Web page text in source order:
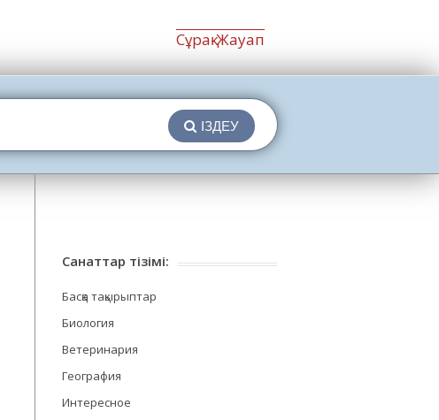
Сұрақ-Жауап
ІЗДЕУ
Санаттар тізімі:
Басқа тақырыптар
Биология
Ветеринария
География
Интересное